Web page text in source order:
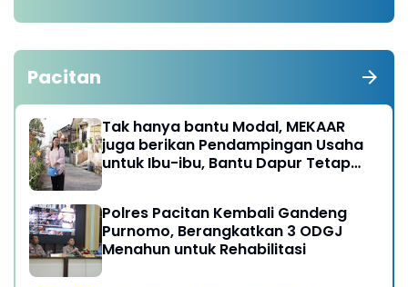
Pacitan
Tak hanya bantu Modal, MEKAAR
juga berikan Pendampingan Usaha
untuk Ibu-ibu, Bantu Dapur Tetap
Polres Pacitan Kembali Gandeng
Purnomo, Berangkatkan 3 ODGJ
Menahun untuk Rehabilitasi